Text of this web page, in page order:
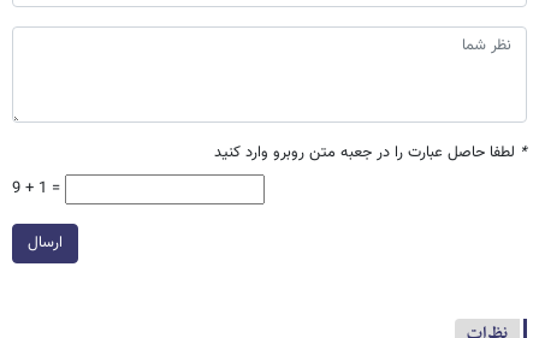
* لطفا حاصل عبارت را در جعبه متن روبرو وارد کنید
9 + 1 =
ارسال